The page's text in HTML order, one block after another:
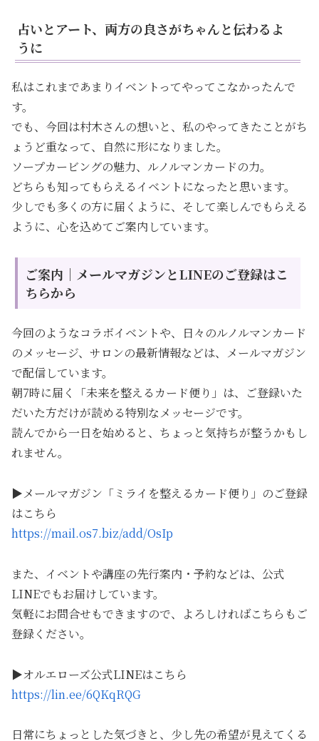
占いとアート、両方の良さがちゃんと伝わるよ
うに
私はこれまであまりイベントってやってこなかったんで
す。
でも、今回は村木さんの想いと、私のやってきたことがち
ょうど重なって、自然に形になりました。
ソープカービングの魅力、ルノルマンカードの力。
どちらも知ってもらえるイベントになったと思います。
少しでも多くの方に届くように、そして楽しんでもらえる
ように、心を込めてご案内しています。
ご案内｜メールマガジンとLINEのご登録はこ
ちらから
今回のようなコラボイベントや、日々のルノルマンカード
のメッセージ、サロンの最新情報などは、メールマガジン
で配信しています。
朝7時に届く「未来を整えるカード便り」は、ご登録いた
だいた方だけが読める特別なメッセージです。
読んでから一日を始めると、ちょっと気持ちが整うかもし
れません。
▶メールマガジン「ミライを整えるカード便り」のご登録
はこちら
https://mail.os7.biz/add/OsIp
また、イベントや講座の先行案内・予約などは、公式
LINEでもお届けしています。
気軽にお問合せもできますので、よろしければこちらもご
登録ください。
▶オルエローズ公式LINEはこちら
https://lin.ee/6QKqRQG
日常にちょっとした気づきと、少し先の希望が見えてくる